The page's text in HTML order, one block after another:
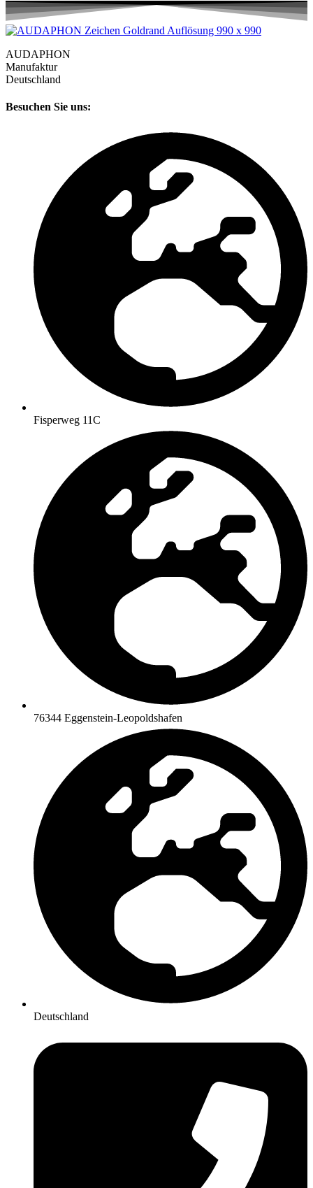
AUDAPHON
Manufaktur
Deutschland
Besuchen Sie uns:
Fisperweg 11C
76344 Eggenstein-Leopoldshafen
Deutschland